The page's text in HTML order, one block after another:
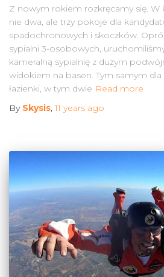
Z nowym rokiem rozkręcamy się. W
nie dwa, ale trzy pokoje dla
spadochronowych i skoczków.
sypialni 3-osobowych,
kameralną sypialnię z dużym
widokiem na basen. Tym samym
łazienki, w tym dwie Read more
By Skysis,11 years ago